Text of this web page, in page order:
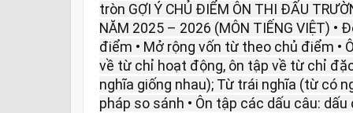
tròn GỢI Ý CHỦ ĐIỂM ÔN THI ĐẤU
NĂM 2025 – 2026 (MÔN TIẾNG VIỆT)
điểm • Mở rộng vốn từ theo chủ điểm •
về từ chỉ hoạt động, ôn tập về từ chỉ
nghĩa giống nhau); Từ trái nghĩa (từ có
pháp so sánh • Ôn tập các dấu câu: